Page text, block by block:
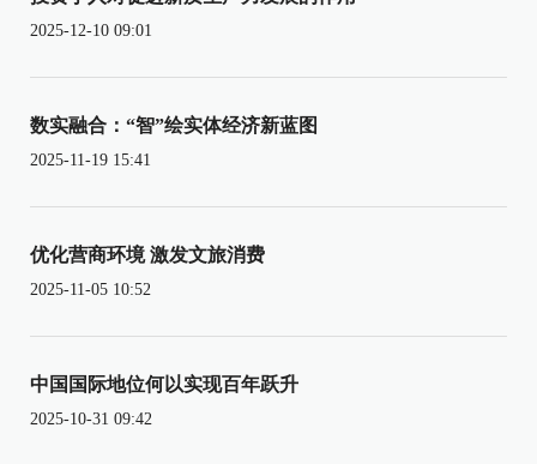
2025-12-10 09:01
数实融合：“智”绘实体经济新蓝图
2025-11-19 15:41
优化营商环境 激发文旅消费
2025-11-05 10:52
中国国际地位何以实现百年跃升
2025-10-31 09:42